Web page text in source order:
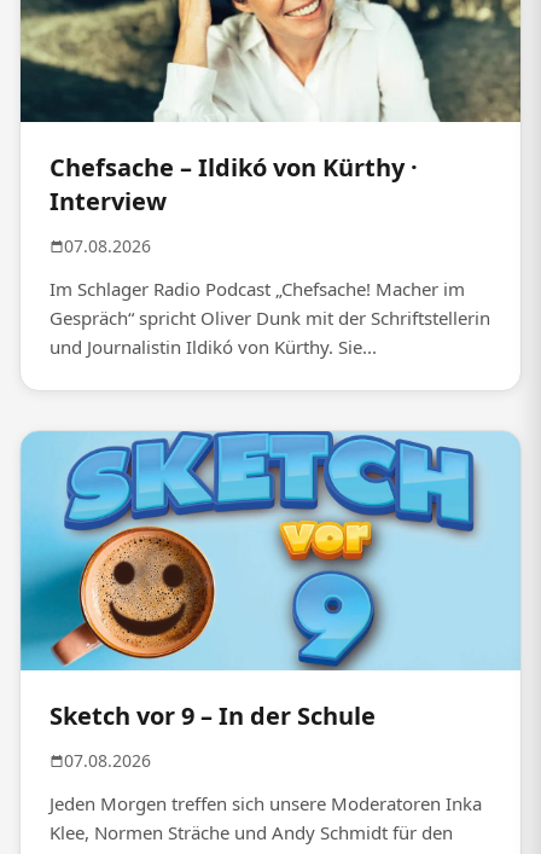
Chefsache – Ildikó von Kürthy ·
Interview
07.08.2026
Im Schlager Radio Podcast „Chefsache! Macher im
Gespräch“ spricht Oliver Dunk mit der Schriftstellerin
und Journalistin Ildikó von Kürthy. Sie...
Sketch vor 9 – In der Schule
07.08.2026
Jeden Morgen treffen sich unsere Moderatoren Inka
Klee, Normen Sträche und Andy Schmidt für den